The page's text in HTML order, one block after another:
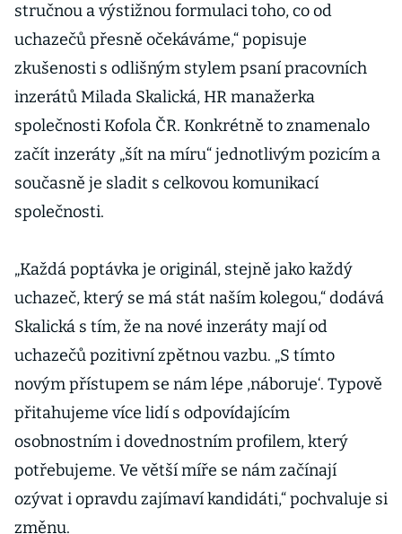
stručnou a výstižnou formulaci toho, co od
uchazečů přesně očekáváme,“ popisuje
zkušenosti s odlišným stylem psaní pracovních
inzerátů Milada Skalická, HR manažerka
společnosti Kofola ČR. Konkrétně to znamenalo
začít inzeráty „šít na míru“ jednotlivým pozicím a
současně je sladit s celkovou komunikací
společnosti.
„Každá poptávka je originál, stejně jako každý
uchazeč, který se má stát naším kolegou,“ dodává
Skalická s tím, že na nové inzeráty mají od
uchazečů pozitivní zpětnou vazbu. „S tímto
novým přístupem se nám lépe ,náboruje‘. Typově
přitahujeme více lidí s odpovídajícím
osobnostním i dovednostním profilem, který
potřebujeme. Ve větší míře se nám začínají
ozývat i opravdu zajímaví kandidáti,“ pochvaluje si
změnu.